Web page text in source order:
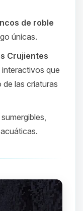
de roble
únicas.
Crujientes
interactivos que
las criaturas
sumergibles,